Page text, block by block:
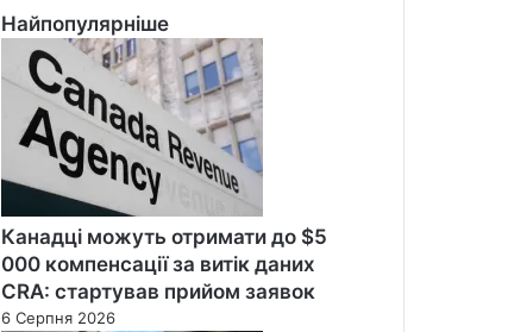
Найпопулярніше
Канадці можуть отримати до $5
000 компенсації за витік даних
CRA: стартував прийом заявок
6 Серпня 2026